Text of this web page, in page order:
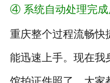
④ 系统自动处理完成
重庆整个过程流畅快
能迅速上手。现在我